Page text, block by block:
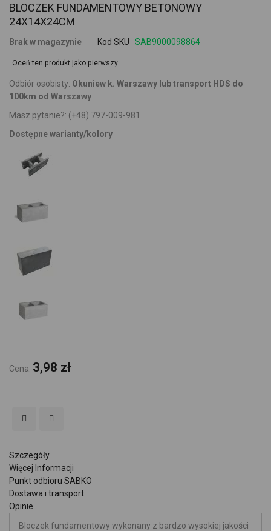
BLOCZEK FUNDAMENTOWY BETONOWY
24X14X24CM
Brak w magazynie Kod SKU SAB9000098864
Oceń ten produkt jako pierwszy
Odbiór osobisty: Okuniew k. Warszawy lub transport HDS do
100km od Warszawy
Masz pytanie?: (+48) 797-009-981
Dostępne warianty/kolory
Cena: 3,98 zł
Szczegóły
Więcej Informacji
Punkt odbioru SABKO
Dostawa i transport
Opinie
Bloczek fundamentowy wykonany z bardzo wysokiej jakości